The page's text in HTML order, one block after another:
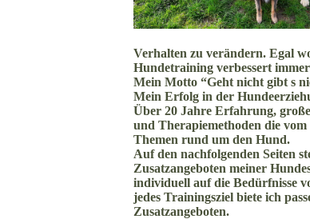
Verhalten zu verändern. Egal
Hundetraining verbessert
Mein Motto “Geht nicht gibt s
Mein Erfolg in der
Über 20 Jahre Erfahrung,
und Therapiemethoden die vom
Themen rund um den Hund.
Auf den nachfolgenden Seiten
Zusatzangeboten meiner
individuell auf die Bedürfnisse
jedes Trainingsziel biete ich
Zusatzangeboten.